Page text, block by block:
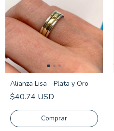
Alianza Lisa - Plata y Oro
$40.74 USD
Comprar